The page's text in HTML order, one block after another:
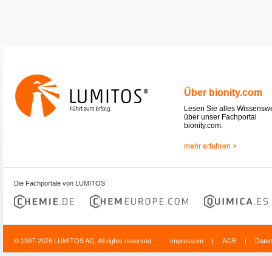
Über bionity.com
Lesen Sie alles
über unser Fachportal
bionity.com.
mehr erfahren >
Die Fachportale von LUMITOS
© 1997-2026 LUMITOS AG, All rights reserved Impressum | AGB |